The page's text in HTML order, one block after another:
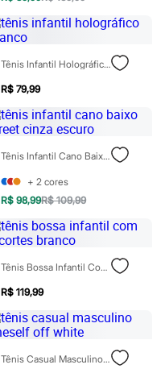
Tênis Infantil Holográfico Branco
R$ 79,99
Tênis Infantil Cano Baixo Street Cinza Escuro
+ 2 cores
R$ 98,99R$ 109,99
Tênis Bossa Infantil Com Recortes Branco
R$ 119,99
Tênis Casual Masculino Oneself Off White